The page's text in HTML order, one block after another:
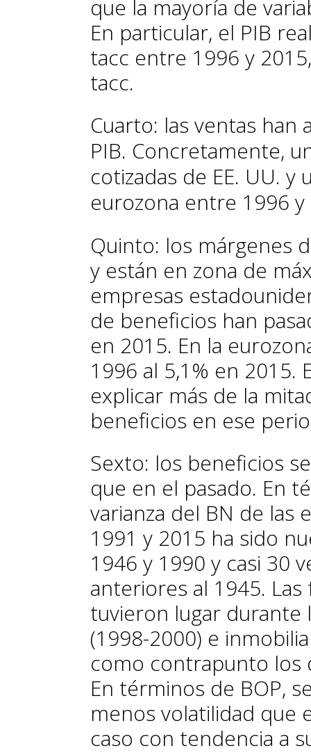
que la mayoría de
En particular, el PIB
tacc entre 1996 y
tacc.
Cuarto: las ventas
PIB. Concretamente,
cotizadas de EE. UU. y
eurozona entre 1996 y
Quinto: los márgenes
y están en zona de
empresas
de beneficios han
en 2015. En la
1996 al 5,1% en 2015.
explicar más de la
beneficios en ese
Sexto: los beneficios
que en el pasado. En
varianza del BN de las
1991 y 2015 ha sido
1946 y 1990 y casi 30
anteriores al 1945.
tuvieron lugar durante
(1998-2000) e
como contrapunto los
En términos de BOP,
menos volatilidad que
caso con tendencia a